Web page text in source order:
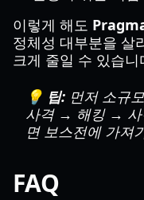
이렇게 해도
정체성 대부분을 살
크게 줄일 수 있습니
💡 팁: 먼저 소규
사격 → 해킹 → 사
면 보스전에 가져
FAQ